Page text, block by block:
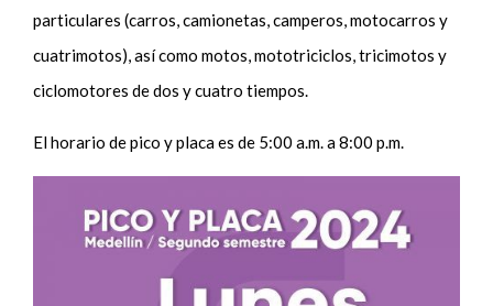
particulares (carros, camionetas, camperos, motocarros y
cuatrimotos), así como motos, mototriciclos, tricimotos y
ciclomotores de dos y cuatro tiempos.
El horario de pico y placa es de 5:00 a.m. a 8:00 p.m.